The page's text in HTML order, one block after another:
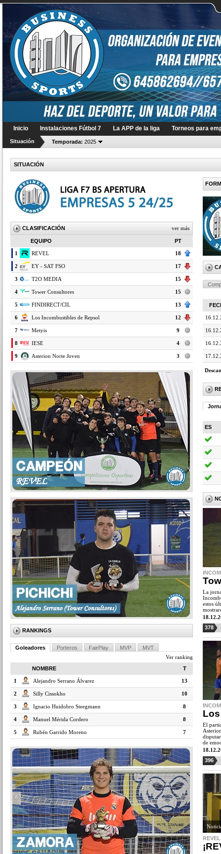
Inicio Instalaciones Fútbol 7 La APP de la liga Torneos para
Situación Temporada: 2025
SITUACIÓN
CLASIFICACIÓN ver más
EQUIPO PT
1 REVEL 18
2 EY - SAT FSO 17
3 T2O MEDIA 15
4 Tower Consultores 15
5 FINDIRECT/CIL 13
6 Los Incombustibles de Repsol 12
7 Metyis 9
8 IESE 4
9 Asterion Norte Joven 3
RANKINGS
Goleadores Porteros FairPlay MVP
MVT
Ver ranking
NOMBRE
T
1 Alejandro Serrano Álvarez 13
2 Silly Cissokho 10
3 Ignacio Huidobro Steegmann 8
4 Manuel Mérida Cordero 8
5 Rubén Garrido Moreno 7
ES
La
estos
378
El
de
396